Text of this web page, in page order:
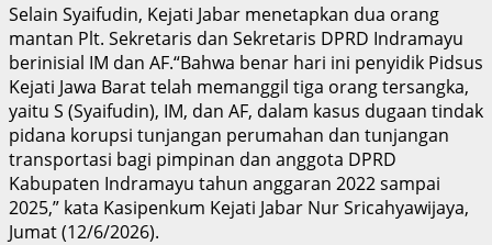
Selain Syaifudin, Kejati Jabar menetapkan dua orang
mantan Plt. Sekretaris dan Sekretaris DPRD Indramayu
berinisial IM dan AF.“Bahwa benar hari ini penyidik Pidsus
Kejati Jawa Barat telah memanggil tiga orang tersangka,
yaitu S (Syaifudin), IM, dan AF, dalam kasus dugaan tindak
pidana korupsi tunjangan perumahan dan tunjangan
transportasi bagi pimpinan dan anggota DPRD
Kabupaten Indramayu tahun anggaran 2022 sampai
2025,” kata Kasipenkum Kejati Jabar Nur Sricahyawijaya,
Jumat (12/6/2026).